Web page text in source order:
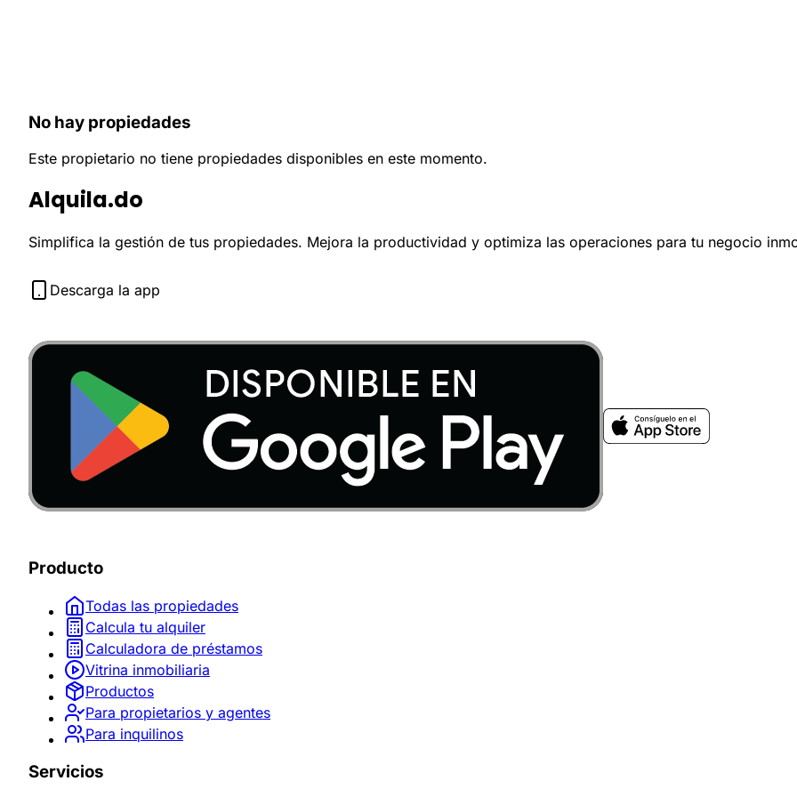
No hay propiedades
Este propietario no tiene propiedades disponibles en este momento.
Alquila.do
Simplifica la gestión de tus propiedades. Mejora la productividad y optimiza las operaciones para tu negocio
Descarga la app
Producto
Todas las propiedades
Calcula tu alquiler
Calculadora de préstamos
Vitrina inmobiliaria
Productos
Para propietarios y agentes
Para inquilinos
Servicios